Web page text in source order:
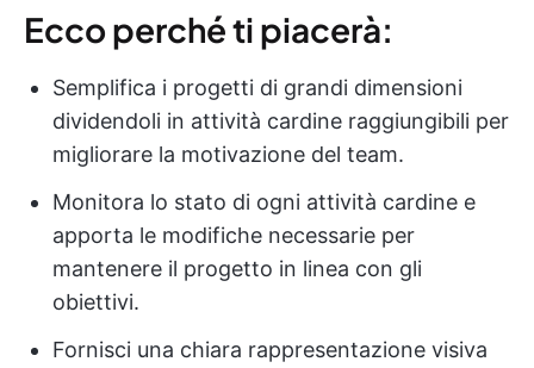
Ecco perché ti piacerà:
Semplifica i progetti di grandi dimensioni
dividendoli in attività cardine raggiungibili per
migliorare la motivazione del team.
Monitora lo stato di ogni attività cardine e
apporta le modifiche necessarie per
mantenere il progetto in linea con gli
obiettivi.
Fornisci una chiara rappresentazione visiva